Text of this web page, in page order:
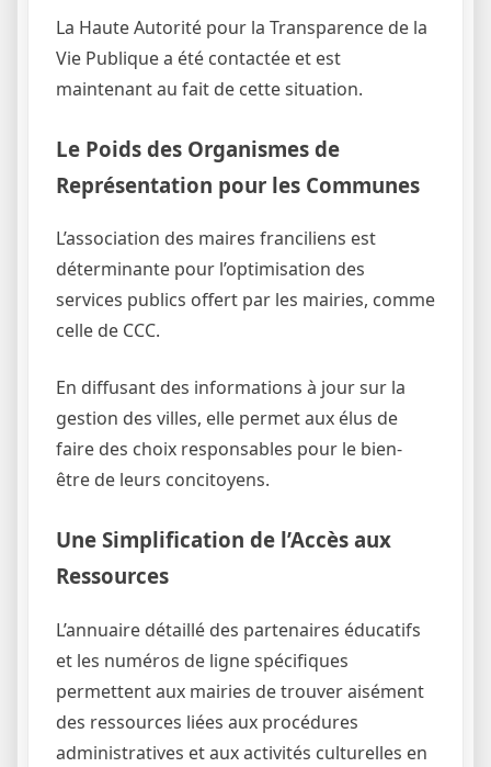
La Haute Autorité pour la Transparence de la
Vie Publique a été contactée et est
maintenant au fait de cette situation.
Le Poids des Organismes de
Représentation pour les Communes
L’association des maires franciliens est
déterminante pour l’optimisation des
services publics offert par les mairies, comme
celle de CCC.
En diffusant des informations à jour sur la
gestion des villes, elle permet aux élus de
faire des choix responsables pour le bien-
être de leurs concitoyens.
Une Simplification de l’Accès aux
Ressources
L’annuaire détaillé des partenaires éducatifs
et les numéros de ligne spécifiques
permettent aux mairies de trouver aisément
des ressources liées aux procédures
administratives et aux activités culturelles en